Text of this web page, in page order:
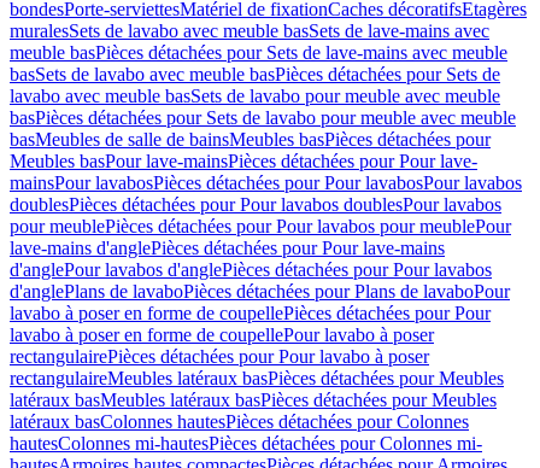
bondesPorte-serviettesMatériel de fixationCaches décoratifsEtagères
muralesSets de lavabo avec meuble basSets de lave-mains avec
meuble basPièces détachées pour Sets de lave-mains avec meuble
basSets de lavabo avec meuble basPièces détachées pour Sets de
lavabo avec meuble basSets de lavabo pour meuble avec meuble
basPièces détachées pour Sets de lavabo pour meuble avec meuble
basMeubles de salle de bainsMeubles basPièces détachées pour
Meubles basPour lave-mainsPièces détachées pour Pour lave-
mainsPour lavabosPièces détachées pour Pour lavabosPour lavabos
doublesPièces détachées pour Pour lavabos doublesPour lavabos
pour meublePièces détachées pour Pour lavabos pour meublePour
lave-mains d'anglePièces détachées pour Pour lave-mains
d'anglePour lavabos d'anglePièces détachées pour Pour lavabos
d'anglePlans de lavaboPièces détachées pour Plans de lavaboPour
lavabo à poser en forme de coupellePièces détachées pour Pour
lavabo à poser en forme de coupellePour lavabo à poser
rectangulairePièces détachées pour Pour lavabo à poser
rectangulaireMeubles latéraux basPièces détachées pour Meubles
latéraux basMeubles latéraux basPièces détachées pour Meubles
latéraux basColonnes hautesPièces détachées pour Colonnes
hautesColonnes mi-hautesPièces détachées pour Colonnes mi-